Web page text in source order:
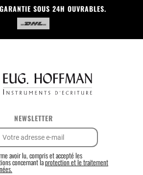
SOUS 24H OUVRABLES.
NEWSLETTER
avoir lu, compris et accepté les
concernant laprotection et le traitement